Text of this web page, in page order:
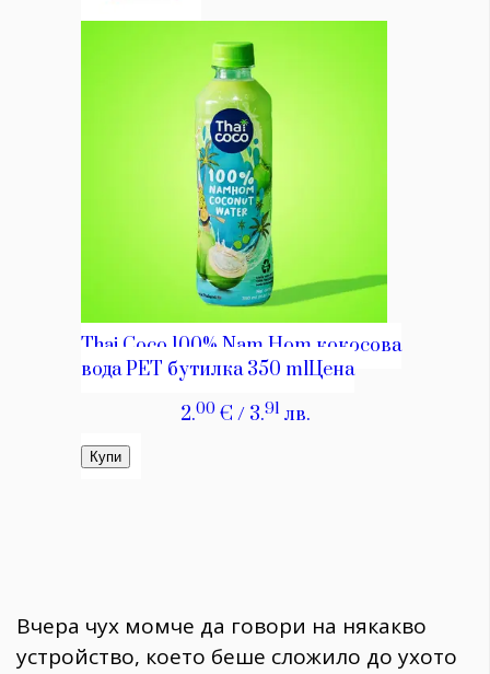
Вчера чух момче да говори на някакво
устройство, което беше сложило до ухото